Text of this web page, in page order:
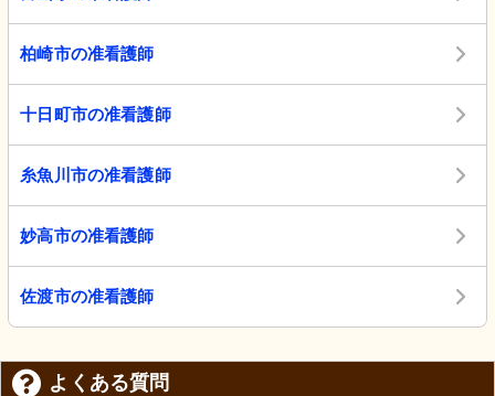
柏崎市の准看護師
十日町市の准看護師
糸魚川市の准看護師
妙高市の准看護師
佐渡市の准看護師
よくある質問